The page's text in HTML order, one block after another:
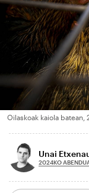
Oilaskoak kaiola batean,
Unai
2024KO